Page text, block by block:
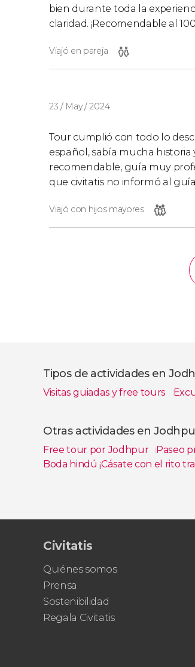
bien durante toda la
claridad. ¡Recomendable al
Viajó en pareja
23 / May / 2024
Tour cumplió con todo lo
español, sabía mucha
recomendable, guía muy
que civitatis no informó al
Viajó con hijos mayores
Tipos de actividades en
Visitas guiadas y free tours
Otras actividades en
Free tour por Jodhpur Paseo
Boda hindú ¡Cásate con el rito
Civitatis
Quiénes somos
Prensa
Sostenibilidad
Regala Civitatis